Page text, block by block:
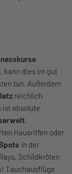
kann dies im gut
tun. Außerdem
reichlich
ist absolute
.
Hausriffen oder
in der
Schildkröten
Tauchausflüge